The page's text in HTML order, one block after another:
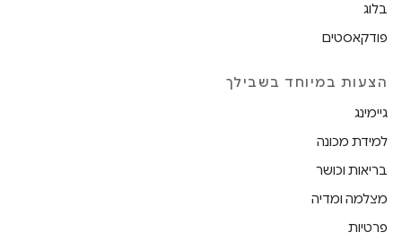
בלוג
פודקאסטים
הצעות במיוחד בשבילך
גיימינג
למידת מכונה
בריאות וכושר
מצלמה ומדיה
פרטיות